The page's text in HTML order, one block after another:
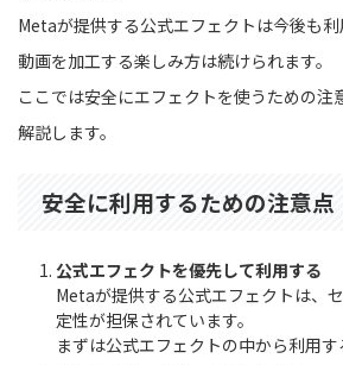
Metaが提供する公式エフェクトは今後も
動画を加工する楽しみ方は続けられます。
ここでは安全にエフェクトを使うための注
解説します。
安全に利用するための注意点
公式エフェクトを優先して利用する
Metaが提供する公式エフェクトは、
定性が担保されています。
まずは公式エフェクトの中から利用す